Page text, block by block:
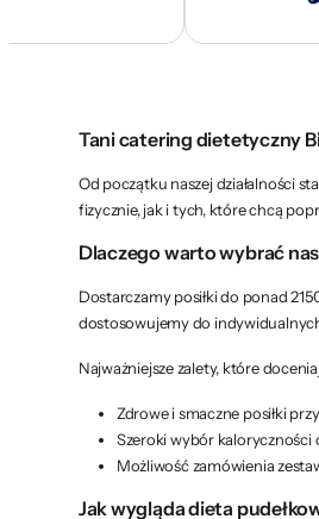
Tani catering dietetyczny
Od początku naszej działalności
fizycznie, jak i tych, które chcą
Dlaczego warto wybrać
Dostarczamy posiłki do ponad
dostosowujemy do
Najważniejsze zalety, które
Zdrowe i smaczne posiłki
Szeroki wybór kaloryczności
Możliwość zamówienia
Jak wygląda dieta